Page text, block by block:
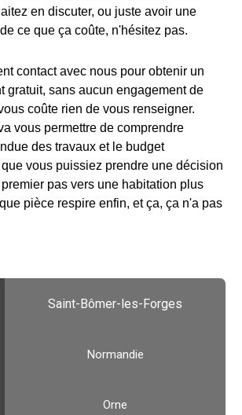
en discuter, ou juste avoir une
ce que ça coûte, n'hésitez pas.
contact avec nous pour obtenir un
gratuit, sans aucun engagement de
coûte rien de vous renseigner.
vous permettre de comprendre
des travaux et le budget
vous puissiez prendre une décision
pas vers une habitation plus
pièce respire enfin, et ça, ça n'a pas
Saint-Bômer-les-Forges
Normandie
Orne